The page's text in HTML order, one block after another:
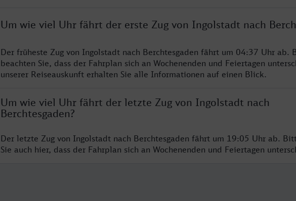
Um wie viel Uhr fährt der erste Zug von Ingolstadt nach
Der früheste Zug von Ingolstadt nach Berchtesgaden fährt um 04:37 Uhr ab.
beachten Sie, dass der Fahrplan sich an Wochenenden und Feiertagen
unserer Reiseauskunft erhalten Sie alle Informationen auf einen Blick.
Um wie viel Uhr fährt der letzte Zug von Ingolstadt nach
Berchtesgaden?
Der letzte Zug von Ingolstadt nach Berchtesgaden fährt um 19:05 Uhr ab.
Sie auch hier, dass der Fahrplan sich an Wochenenden und Feiertagen